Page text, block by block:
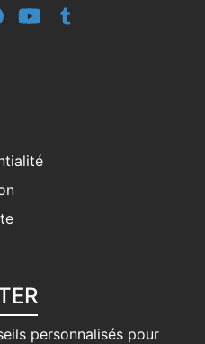
personnalisés pour